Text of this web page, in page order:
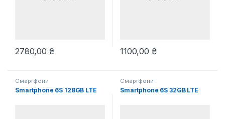
2780,00 ₴ 1100,00 ₴
Смартфони
Smartphone 6S 128GB LTE
Смартфони
Smartphone 6S 32GB LTE